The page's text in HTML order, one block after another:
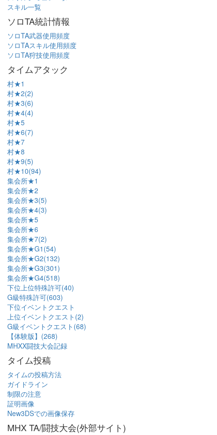
スキル一覧
ソロTA統計情報
ソロTA武器使用頻度
ソロTAスキル使用頻度
ソロTA狩技使用頻度
タイムアタック
村★1
村★2(2)
村★3(6)
村★4(4)
村★5
村★6(7)
村★7
村★8
村★9(5)
村★10(94)
集会所★1
集会所★2
集会所★3(5)
集会所★4(3)
集会所★5
集会所★6
集会所★7(2)
集会所★G1(54)
集会所★G2(132)
集会所★G3(301)
集会所★G4(518)
下位上位特殊許可(40)
G級特殊許可(603)
下位イベントクエスト
上位イベントクエスト(2)
G級イベントクエスト(68)
【体験版】(268)
MHXX闘技大会記録
タイム投稿
タイムの投稿方法
ガイドライン
制限の注意
証明画像
New3DSでの画像保存
MHX TA/闘技大会(外部サイト)